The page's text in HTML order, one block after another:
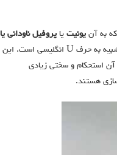
یونیت یا پروفیل ناودانی یا
نیز گفته می‌شود، یک مقطع فولادی با سطح مقطع شبیه به حرف U انگلیسی است. این
استحکام و سختی زیادی